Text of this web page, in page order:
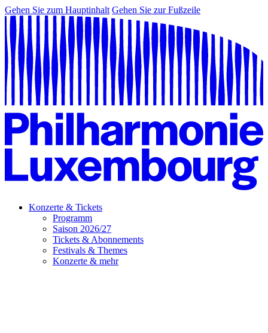
Gehen Sie zum Hauptinhalt Gehen Sie zur Fußzeile
Konzerte & Tickets
Programm
Saison 2026/27
Tickets & Abonnements
Festivals & Themes
Konzerte & mehr